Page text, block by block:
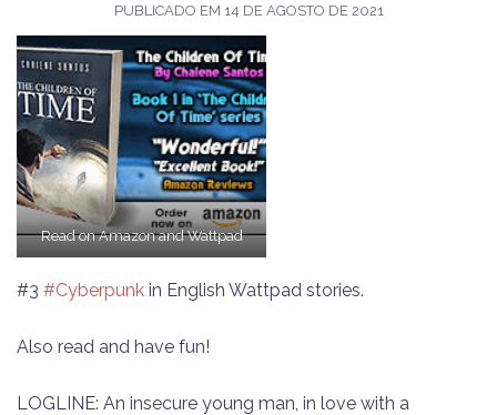
PUBLICADO EM 14 DE AGOSTO DE 2021
Read on Amazon and Wattpad
#3 #Cyberpunk in English Wattpad stories.
Also read and have fun!
LOGLINE: An insecure young man, in love with a